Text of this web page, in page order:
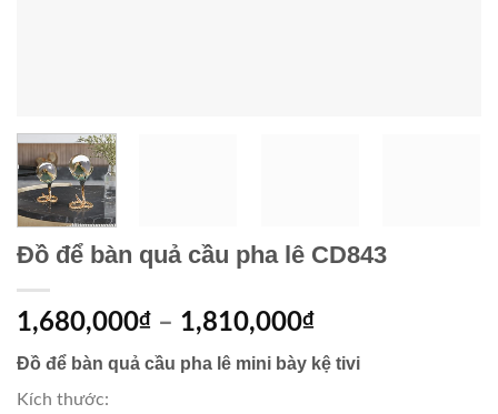
Đồ để bàn quả cầu pha lê CD843
1,680,000₫ – 1,810,000₫
Đồ để bàn quả cầu pha lê mini bày kệ tivi
Kích thước: